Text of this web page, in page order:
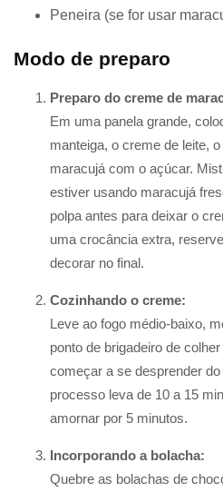
Peneira (se for usar
Modo de preparo
Preparo do creme de
Em uma panela grande,
manteiga, o creme de leite,
maracujá com o açúcar.
estiver usando maracujá
polpa antes para deixar o
uma crocância extra,
decorar no final.
Cozinhando o creme:
Leve ao fogo médio-baixo,
ponto de brigadeiro de
começar a se desprender
processo leva de 10 a 15
amornar por 5 minutos.
Incorporando a bolacha:
Quebre as bolachas de